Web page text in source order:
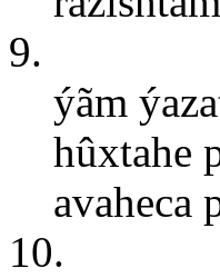
9.
ýãm
hûxtahe
avaheca
10.